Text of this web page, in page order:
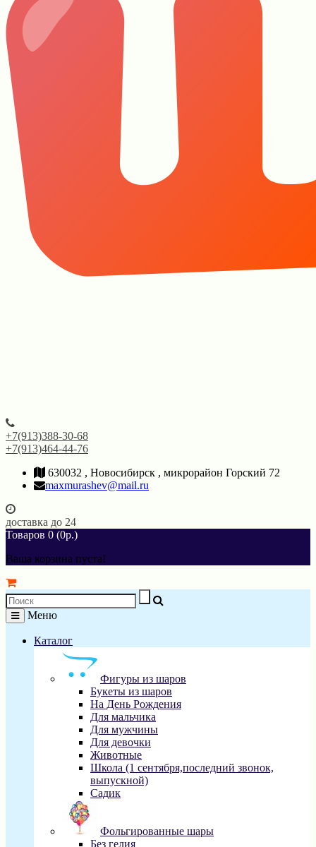
+7(913)388-30-68
+7(913)464-44-76
630032 , Новосибирск , микрорайон Горский 72
maxmurashev@mail.ru
доставка до 24
Товаров 0 (0р.)
Ваша корзина пуста!
Меню
Каталог
Фигуры из шаров
Букеты из шаров
На День Рождения
Для мальчика
Для мужчины
Для девочки
Животные
Школа (1 сентября,последний звонок,
выпускной)
Садик
Фольгированные шары
Без гелия